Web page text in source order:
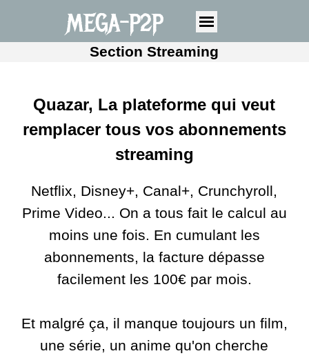
MEGA-P2P
Section Streaming
Quazar, La plateforme qui veut
remplacer tous vos abonnements
streaming
Netflix, Disney+, Canal+, Crunchyroll,
Prime Video... On a tous fait le calcul au
moins une fois. En cumulant les
abonnements, la facture dépasse
facilement les 100€ par mois.
Et malgré ça, il manque toujours un film,
une série, un anime qu'on cherche